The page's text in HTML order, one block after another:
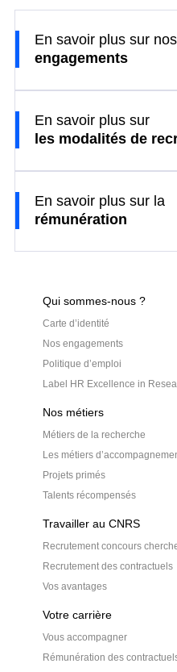
En savoir plus sur nos
engagements
En savoir plus sur
les modalités de
En savoir plus sur la
rémunération
Qui sommes-nous ?
Carte d’identité
Nos engagements
Politique d’emploi
Label HR Excellence in
Nos métiers
Métiers de la recherche
Les métiers
Projets primés
Talents récompensés
Travailler au CNRS
Recrutement concours
Recrutement des contractuels
Vos avantages
Votre carrière
Vous accompagner
Rémunération des